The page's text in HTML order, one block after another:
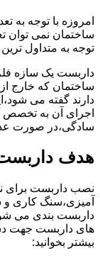
امروزه با توجه به
ساختمان نمی توان
توجه به متداول
داربست یک سازه
ساختمان که خارج
دارند گفته می
اجرای آن به تخصص
سادگی،در صورت
هدف
نصب داربست برای
آمیزی،سنگ کاری و
داربست بندی می
های داربست جهت
بیشتر بخوانید: